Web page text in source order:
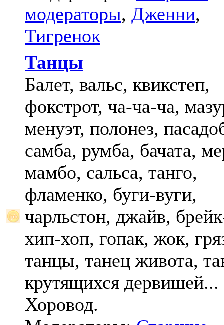
модераторы, Дженни,
Тигренок
Танцы
Балет, вальс, квикстеп,
фокстрот, ча-ча-ча,
менуэт, полонез,
самба, румба, бачата,
мамбо, сальса, танго,
фламенко, буги-вуги,
чарльстон, джайв,
хип-хоп, гопак, жок,
танцы, танец живота,
крутящихся дервишей...
Хоровод.